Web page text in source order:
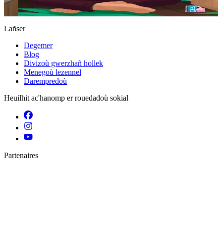
Stok diviet
Lañser
Degemer
Blog
Divizoù gwerzhañ hollek
Menegoù lezennel
Darempredoù
Heuilhit ac'hanomp er rouedadoù sokial
Partenaires